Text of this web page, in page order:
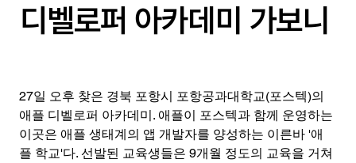
디벨로퍼 아카데미 가보니
27일 오후 찾은 경북 포항시 포항공과대학교(포스텍)의
애플 디벨로퍼 아카데미. 애플이 포스텍과 함께 운영하는
이곳은 애플 생태계의 앱 개발자를 양성하는 이른바 '애
플 학교'다. 선발된 교육생들은 9개월 정도의 교육을 거쳐